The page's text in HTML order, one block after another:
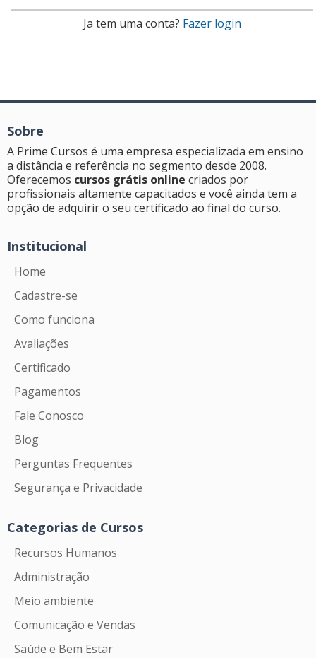
Ja tem uma conta? Fazer login
Sobre
A Prime Cursos é uma empresa especializada em ensino
a distância e referência no segmento desde 2008.
Oferecemos cursos grátis online criados por
profissionais altamente capacitados e você ainda tem a
opção de adquirir o seu certificado ao final do curso.
Institucional
Home
Cadastre-se
Como funciona
Avaliações
Certificado
Pagamentos
Fale Conosco
Blog
Perguntas Frequentes
Segurança e Privacidade
Categorias de Cursos
Recursos Humanos
Administração
Meio ambiente
Comunicação e Vendas
Saúde e Bem Estar